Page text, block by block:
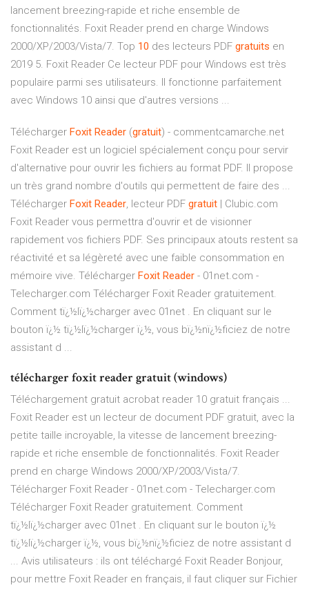
lancement breezing-rapide et riche ensemble de
fonctionnalités. Foxit Reader prend en charge Windows
2000/XP/2003/Vista/7. Top 10 des lecteurs PDF gratuits en
2019 5. Foxit Reader Ce lecteur PDF pour Windows est très
populaire parmi ses utilisateurs. Il fonctionne parfaitement
avec Windows 10 ainsi que d'autres versions ...
Télécharger Foxit Reader (gratuit) - commentcamarche.net
Foxit Reader est un logiciel spécialement conçu pour servir
d'alternative pour ouvrir les fichiers au format PDF. Il propose
un très grand nombre d'outils qui permettent de faire des ...
Télécharger Foxit Reader, lecteur PDF gratuit | Clubic.com
Foxit Reader vous permettra d'ouvrir et de visionner
rapidement vos fichiers PDF. Ses principaux atouts restent sa
réactivité et sa légèreté avec une faible consommation en
mémoire vive. Télécharger Foxit Reader - 01net.com -
Telecharger.com Télécharger Foxit Reader gratuitement.
Comment tï¿½lï¿½charger avec 01net . En cliquant sur le
bouton ï¿½ tï¿½lï¿½charger ï¿½, vous bï¿½nï¿½ficiez de notre
assistant d ...
télécharger foxit reader gratuit (windows)
Téléchargement gratuit acrobat reader 10 gratuit français ...
Foxit Reader est un lecteur de document PDF gratuit, avec la
petite taille incroyable, la vitesse de lancement breezing-
rapide et riche ensemble de fonctionnalités. Foxit Reader
prend en charge Windows 2000/XP/2003/Vista/7.
Télécharger Foxit Reader - 01net.com - Telecharger.com
Télécharger Foxit Reader gratuitement. Comment
tï¿½lï¿½charger avec 01net . En cliquant sur le bouton ï¿½
tï¿½lï¿½charger ï¿½, vous bï¿½nï¿½ficiez de notre assistant d
... Avis utilisateurs : ils ont téléchargé Foxit Reader Bonjour,
pour mettre Foxit Reader en français, il faut cliquer sur Fichier